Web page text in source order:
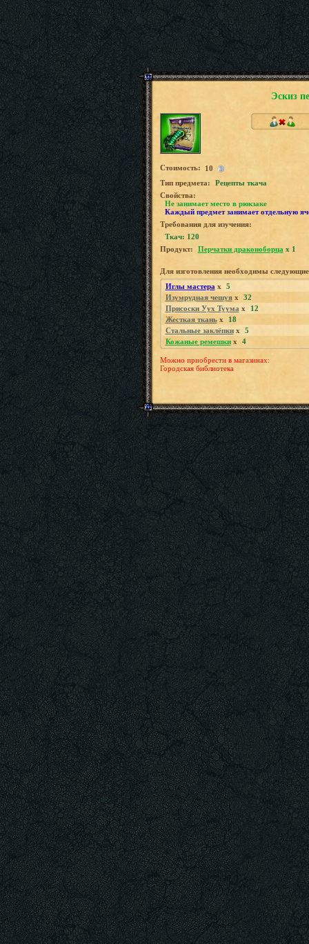
Эскиз
Стоимость:
10
Tип предмета:
Рецепты ткача
Свойства:
Не занимает место в рюкзаке
Каждый предмет занимает отдельную
Требования для изучения:
Ткач: 120
Продукт:
Перчатки драконоборца x 1
Для изготовления необходимы
Иглы мастера x
5
Изумрудная чешуяx
32
Присоски Уух Туума x
12
Жесткая тканьx
18
Стальные заклёпкиx
5
Кожаные ремешкиx 4
Можно приобрести в магазинах:
Городская библиотека